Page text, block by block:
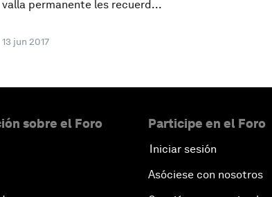
valla permanente les recuerd...
13 jun 2017
sobre el Foro Participe en el Foro
Iniciar sesión
Asóciese con nosotros